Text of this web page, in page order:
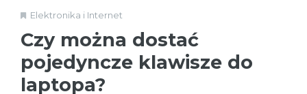
Elektronika i Internet
Czy można dostać
pojedyncze klawisze do
laptopa?